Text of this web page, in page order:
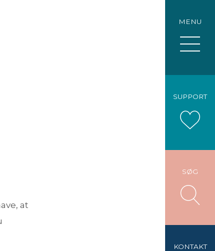
at
MENU
SUPPORT
SØG
KONTAKT